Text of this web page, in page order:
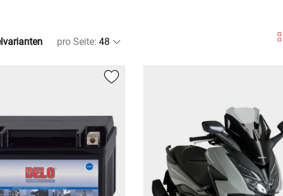
pro Seite: